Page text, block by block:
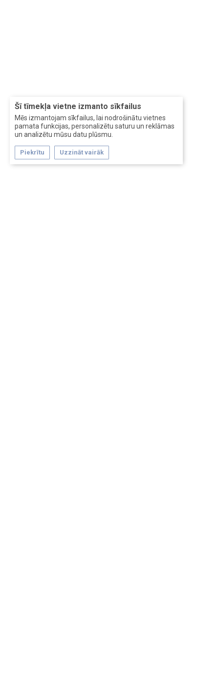
Šī tīmekļa vietne izmanto sīkfailus
Mēs izmantojam sīkfailus, lai nodrošinātu vietnes
pamata funkcijas, personalizētu saturu un reklāmas
un analizētu mūsu datu plūsmu.
Piekrītu Uzzināt vairāk